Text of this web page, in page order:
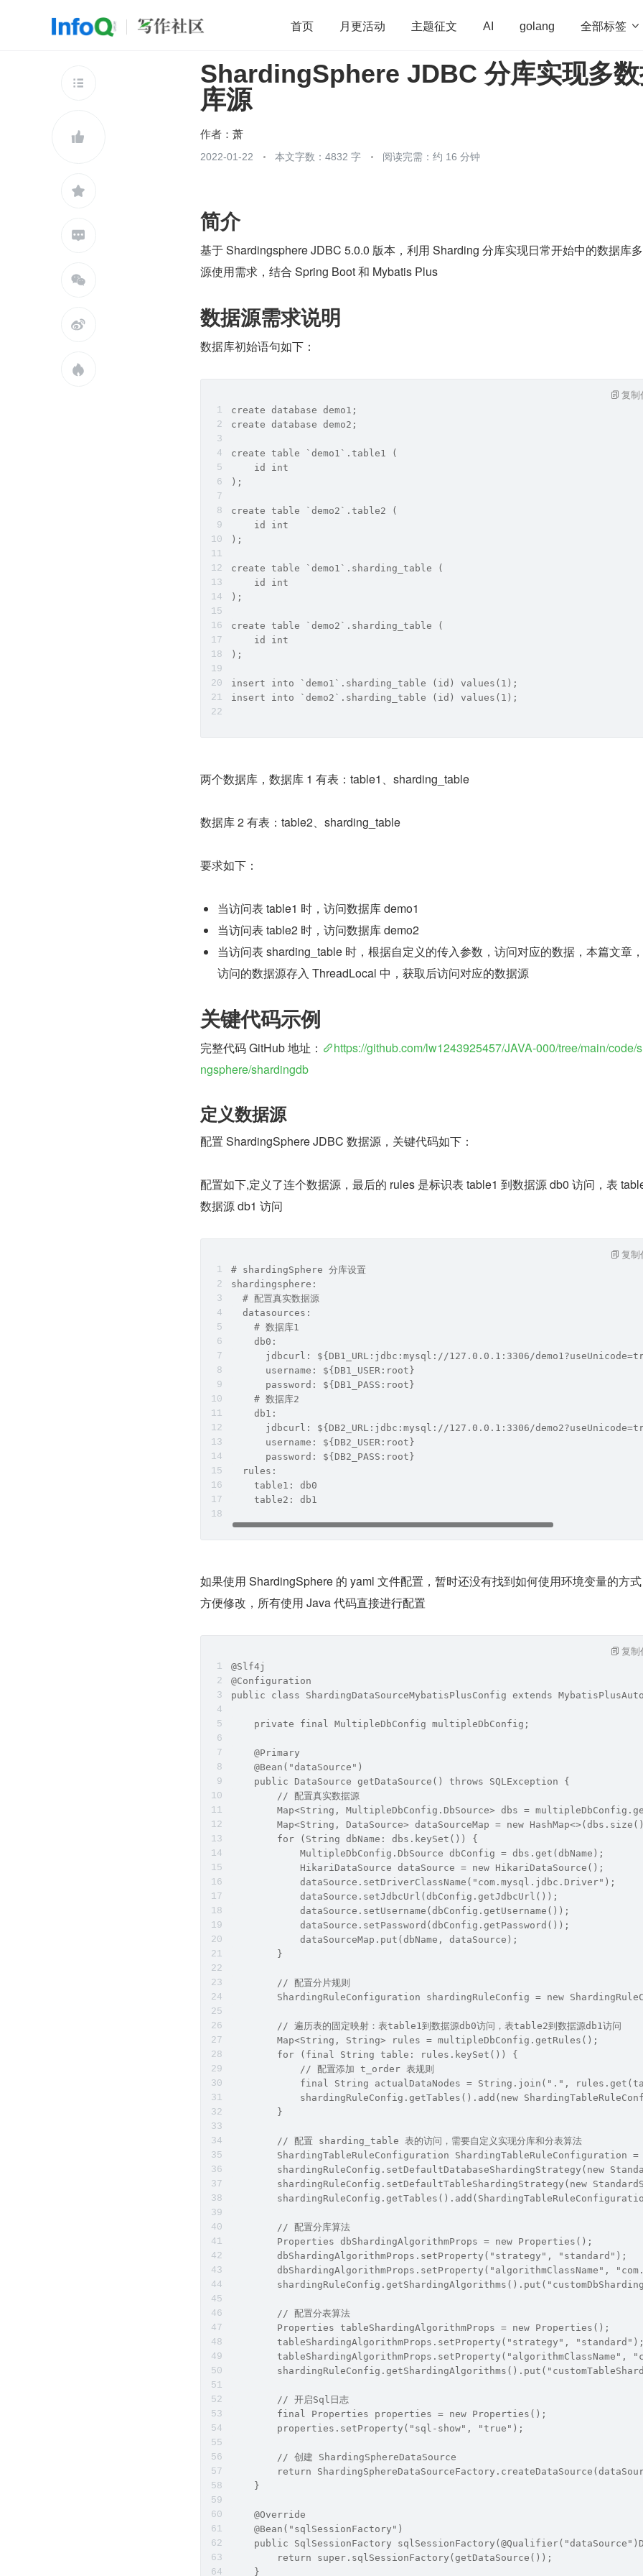
首页 月更活动 主题征文 AI golang 全部标签 
开源 架构 OpenHarmony 算法 学习方法 Web3.0 高
团队管理
查看更多







ShardingSphere JDBC 分库实现多
库源
作者： 萧
2022-01-22 本文字数：4832 字 阅读完需：约 16 分钟
简介
基于 Shardingsphere JDBC 5.0.0 版本，利用 Sharding 分库实现日常开始中的数据库
源使用需求，结合 Spring Boot 和 Mybatis Plus
数据源需求说明
数据库初始语句如下：
create database demo1;
create database demo2;
create table `demo1`.table1 (
    id int
);
create table `demo2`.table2 (
    id int
);
create table `demo1`.sharding_table (
    id int
);
create table `demo2`.sharding_table (
    id int
);
insert into `demo1`.sharding_table (id) values(1);
insert into `demo2`.sharding_table (id) values(1);
复制
两个数据库，数据库 1 有表：table1、sharding_table
数据库 2 有表：table2、sharding_table
要求如下：
当访问表 table1 时，访问数据库 demo1
当访问表 table2 时，访问数据库 demo2
当访问表 sharding_table 时，根据自定义的传入参数，访问对应的数据，本篇文章
访问的数据源存入 ThreadLocal 中，获取后访问对应的数据源
关键代码示例
完整代码 GitHub 地址：
https://github.com/lw1243925457/JAVA-000/tree/main/code/
ngsphere/shardingdb
定义数据源
配置 ShardingSphere JDBC 数据源，关键代码如下：
配置如下,定义了连个数据源，最后的 rules 是标识表 table1 到数据源 db0 访问，表
数据源 db1 访问
# shardingSphere 分库设置
shardingsphere:
  # 配置真实数据源
  datasources:
    # 数据库1
    db0:
jdbcurl: ${DB1_URL:jdbc:mysql://127.0.0.1:3306/
      username: ${DB1_USER:root}
      password: ${DB1_PASS:root}
    # 数据库2
    db1:
jdbcurl: ${DB2_URL:jdbc:mysql://127.0.0.1:3306/
      username: ${DB2_USER:root}
      password: ${DB2_PASS:root}
  rules:
    table1: db0
    table2: db1
复制
如果使用 ShardingSphere 的 yaml 文件配置，暂时还没有找到如何使用环境变量的方
方便修改，所有使用 Java 代码直接进行配置
@Slf4j
@Configuration
public class ShardingDataSourceMybatisPlusConfig extends
    private final MultipleDbConfig multipleDbConfig;
    @Primary
    @Bean("dataSource")
    public DataSource getDataSource() throws SQLException {
        // 配置真实数据源
Map<String, MultipleDbConfig.DbSource> dbs =
Map<String, DataSource> dataSourceMap = new
        for (String dbName: dbs.keySet()) {
            MultipleDbConfig.DbSource dbConfig = dbs.get(dbName);
            HikariDataSource dataSource = new HikariDataSource();
            dataSource.setDriverClassName("com.mysql.jdbc.Driver");
            dataSource.setJdbcUrl(dbConfig.getJdbcUrl());
            dataSource.setUsername(dbConfig.getUsername());
            dataSource.setPassword(dbConfig.getPassword());
            dataSourceMap.put(dbName, dataSource);
        }
        // 配置分片规则
ShardingRuleConfiguration shardingRuleConfig = new
        // 遍历表的固定映射：表table1到数据源db0访问，表table2到数据源db1访问
        Map<String, String> rules = multipleDbConfig.getRules();
        for (final String table: rules.keySet()) {
            // 配置添加 t_order 表规则
final String actualDataNodes = String.join(".",
shardingRuleConfig.getTables().add(new
        }
        // 配置 sharding_table 表的访问，需要自定义实现分库和分表算法
ShardingTableRuleConfiguration ShardingTableRuleConfiguration
shardingRuleConfig.setDefaultDatabaseShardingStrategy(new
shardingRuleConfig.setDefaultTableShardingStrategy(new
        // 配置分库算法
        Properties dbShardingAlgorithmProps = new Properties();
        dbShardingAlgorithmProps.setProperty("strategy", "standard");
dbShardingAlgorithmProps.setProperty("algorithmClassName",
        // 配置分表算法
        Properties tableShardingAlgorithmProps = new Properties();
tableShardingAlgorithmProps.setProperty("strategy",
tableShardingAlgorithmProps.setProperty("algorithmClassName",
        // 开启Sql日志
        final Properties properties = new Properties();
        properties.setProperty("sql-show", "true");
        // 创建 ShardingSphereDataSource
return
    }
    @Override
    @Bean("sqlSessionFactory")
public SqlSessionFactory
        return super.sqlSessionFactory(getDataSource());
    }
复制